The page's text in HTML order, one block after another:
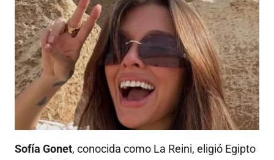
Sofía Gonet, conocida como La Reini, eligió Egipto